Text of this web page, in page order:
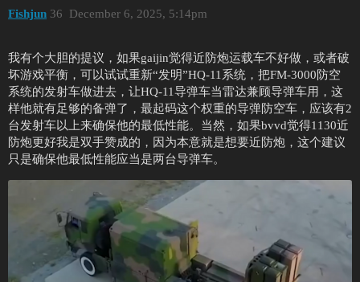
Fishjun December 6, 2025, 5:14pm
36
我有个大胆的提议，如果gaijin觉得近防炮运载车不好做，或者破
坏游戏平衡，可以试试重新“发明”HQ-11系统，把FM-3000防空
系统的发射车做进去，让HQ-11导弹车当雷达兼顾导弹车用，这
样他就有足够的备弹了，最起码这个权重的导弹防空车，应该有2
台发射车以上来确保他的最低性能。当然，如果bvvd觉得1130近
防炮更好我是双手赞成的，因为本意就是想要近防炮，这个建议
只是确保他最低性能应当是两台导弹车。